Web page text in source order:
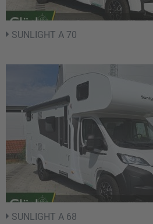
SUNLIGHT A 70
SUNLIGHT A 68